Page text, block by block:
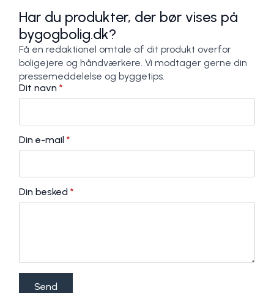
Har du produkter, der bør vises på
bygogbolig.dk?
Få en redaktionel omtale af dit produkt overfor
boligejere og håndværkere. Vi modtager gerne din
pressemeddelelse og byggetips.
Dit navn *
Din e-mail *
Din besked *
Send